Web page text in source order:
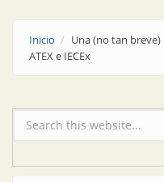
Inicio
Una (no tan
ATEX e IECEx
Formulario de búsqueda